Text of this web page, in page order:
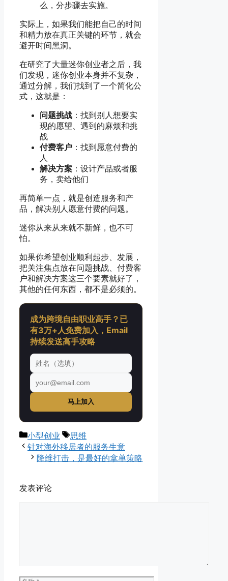
么，分步骤去实施。
实际上，如果我们能把自己的时间
和精力放在真正关键的环节，就会
避开时间黑洞。
在研究了大量迷你创业者之后，我
们发现，迷你创业本身并不复杂，
通过分解，我们找到了一个简化公
式，这就是：
问题挑战 ：找到别人想要实
现的愿望、遇到的麻烦和挑
战
付费客户 ：找到愿意付费的
人
解决方案 ：设计产品或者服
务，卖给他们
再简单一点，就是创造服务和产
品，解决别人愿意付费的问题。
迷你从来从来就不新鲜，也不可
怕。
如果你希望创业顺利起步、发展，
把关注焦点放在问题挑战、付费客
户和解决方案这三个要素就好了，
其他的任何东西，都不是必须的。
成为跨境自由职业高手？已
有3万+人免费加入，Email
持续发送高手攻略
马上加入
分
类
小型创业
标
签
思维
针对海外移居者的服务生意
降维打击，是最好的拿单策略
发表评论